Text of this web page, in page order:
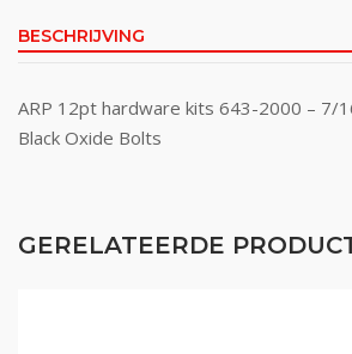
BESCHRIJVING
ARP 12pt hardware kits 643-2000 – 7/
Black Oxide Bolts
GERELATEERDE